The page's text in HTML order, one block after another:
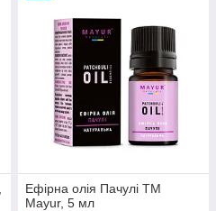
Ефірна олія Пачулі ТМ
Mayur, 5 мл